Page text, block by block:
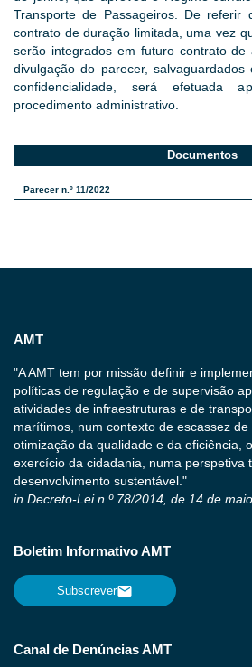
Transporte de Passageiros. De referir
contrato de duração limitada, uma vez
serão integrados em futuro contrato de
divulgação do parecer,
confidencialidade, será efetuada
procedimento administrativo.
Documentos
Parecer n.º 11/2022
AMT
"A AMT tem por missão definir e
políticas de regulação e de supervisão
atividades de infraestruturas e de
marítimos, num contexto de escassez
otimização da qualidade e da eficiência,
exercício da cidadania, numa perspetiva
desenvolvimento sustentável."
in Decreto-Lei n.º 78/2014, de 14 de maio
Boletim Informativo AMT
Subscrever
Canal de Denúncias AMT